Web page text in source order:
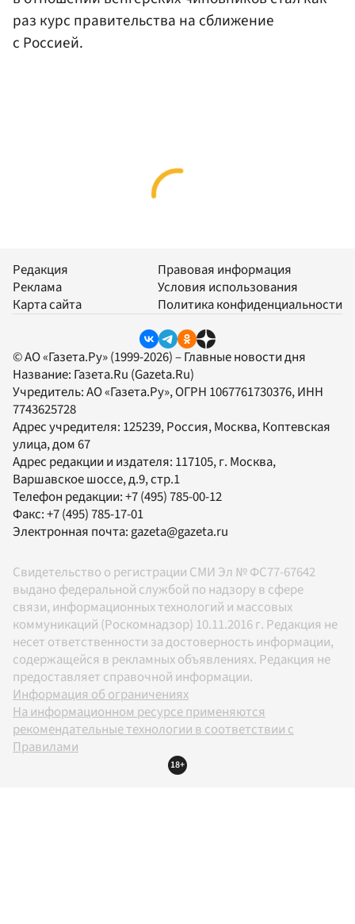
раз курс правительства на сближение
с Россией.
Редакция
Реклама
Карта сайта
Правовая информация
Условия использования
Политика конфиденциальности
© АО «Газета.Ру» (1999-2026) – Главные новости дня
Название: Газета.Ru (Gazeta.Ru)
Учредитель:АО «Газета.Ру», ОГРН 1067761730376, ИНН
7743625728
Адрес учредителя: 125239, Россия, Москва, Коптевская
улица, дом 67
Адрес редакции и издателя: 117105, г. Москва,
Варшавское шоссе, д.9, стр.1
Телефон редакции:+7 (495) 785-00-12
Факс:+7 (495) 785-17-01
Электронная почта:gazeta@gazeta.ru
Свидетельство о регистрации СМИ Эл № ФС77-67642
выдано федеральной службой по надзору в сфере
связи, информационных технологий и массовых
коммуникаций (Роскомнадзор) 10.11.2016 г. Редакция не
несет ответственности за достоверность информации,
содержащейся в рекламных объявлениях. Редакция не
предоставляет справочной информации.
Информация об ограничениях
На информационном ресурсе применяются
рекомендательные технологии в соответствии с
Правилами
18+